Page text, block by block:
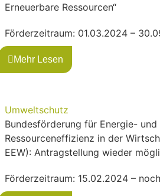
Erneuerbare Ressourcen“
Förderzeitraum: 01.03.2024 –
Mehr Lesen
Umweltschutz
Bundesförderung für Energie- und
Ressourceneffizienz in der
EEW): Antragstellung wieder
Förderzeitraum: 15.02.2024 –